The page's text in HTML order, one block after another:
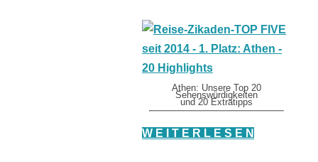
Athen: Unsere Top 20
Sehenswürdigkeiten
und 20 Extratipps
W E I T E R L E S E N